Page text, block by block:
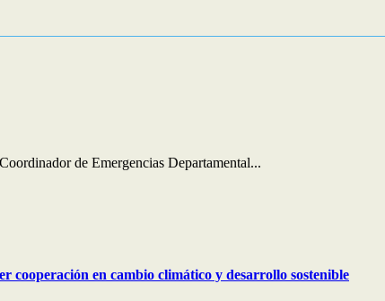
de Emergencias Departamental...
en cambio climático y desarrollo sostenible